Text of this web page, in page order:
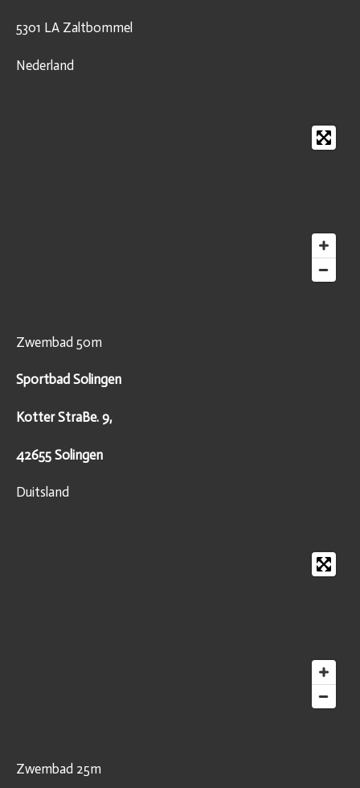
5301 LA Zaltbommel
Nederland
Zwembad 50m
Sportbad Solingen
Kotter StraBe. 9,
42655 Solingen
Duitsland
Zwembad 25m